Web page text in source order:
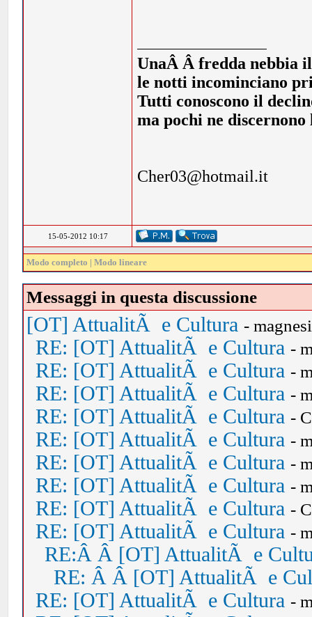
UnaÂ Â fredda nebbia
le notti incominciano
Tutti conoscono il
ma pochi ne
Cher03@hotmail.it
15-05-2012 10:17
Modo completo |Modo lineare
Messaggi in questa discussione
[OT] AttualitÃ e Cultura -
RE: [OT] AttualitÃ e Cultura -
RE: [OT] AttualitÃ e Cultura -
RE: [OT] AttualitÃ e Cultura -
RE: [OT] AttualitÃ e Cultura -
RE: [OT] AttualitÃ e Cultura -
RE: [OT] AttualitÃ e Cultura -
RE: [OT] AttualitÃ e Cultura -
RE: [OT] AttualitÃ e Cultura -
RE: [OT] AttualitÃ e Cultura -
RE:Â Â [OT] AttualitÃ e
RE: Â Â [OT] AttualitÃ e
RE: [OT] AttualitÃ e Cultura -